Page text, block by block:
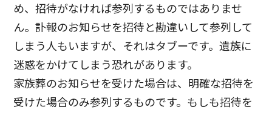
め、招待がなければ参列するものではありませ
ん。訃報のお知らせを招待と勘違いして参列して
しまう人もいますが、それはタブーです。遺族に
迷惑をかけてしまう恐れがあります。
家族葬のお知らせを受けた場合は、明確な招待を
受けた場合のみ参列するものです。もしも招待を